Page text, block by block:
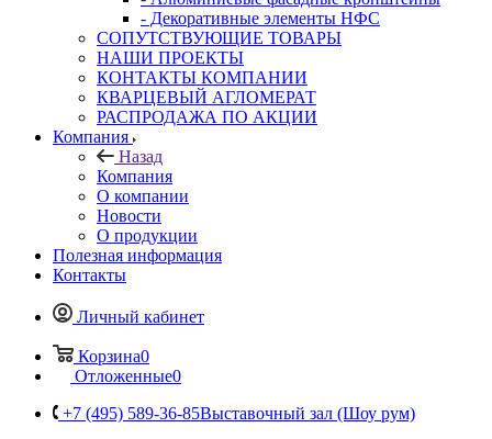
- Декоративные элементы НФС
СОПУТСТВУЮЩИЕ ТОВАРЫ
НАШИ ПРОЕКТЫ
КОНТАКТЫ КОМПАНИИ
КВАРЦЕВЫЙ АГЛОМЕРАТ
РАСПРОДАЖА ПО АКЦИИ
Компания
Назад
Компания
О компании
Новости
О продукции
Полезная информация
Контакты
Личный кабинет
Корзина0
Отложенные0
+7 (495) 589-36-85Выставочный зал (Шоу рум)